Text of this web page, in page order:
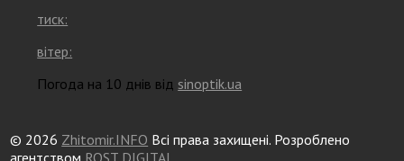
тиск:
вітер:
Погода на 10 днів відsinoptik.ua
© 2026 Zhitomir.INFO Всі права захищені. Розроблено
агентством ROST DIGITAL